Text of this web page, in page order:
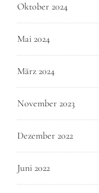
Oktober 2024
Mai 2024
März 2024
November 2023
Dezember 2022
Juni 2022